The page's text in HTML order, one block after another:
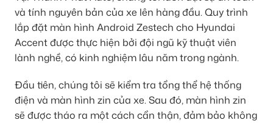
và tính nguyên bản của xe lên hàng đầu. Quy trình
lắp đặt màn hình Android Zestech cho Hyundai
Accent được thực hiện bởi đội ngũ kỹ thuật viên
lành nghề, có kinh nghiệm lâu năm trong ngành.
Đầu tiên, chúng tôi sẽ kiểm tra tổng thể hệ thống
điện và màn hình zin của xe. Sau đó, màn hình zin
sẽ được tháo ra một cách cẩn thận, đảm bảo không